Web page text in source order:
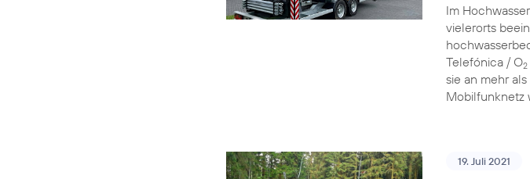
Im
vielerorts
Telefónica / O2
sie an mehr
Mobilfunknetz
19. Juli 2021